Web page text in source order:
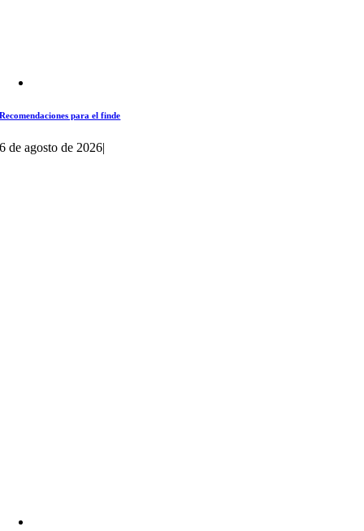
Recomendaciones para el finde
6 de agosto de 2026|